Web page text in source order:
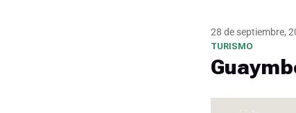
28 de septiembre,
TURISMO